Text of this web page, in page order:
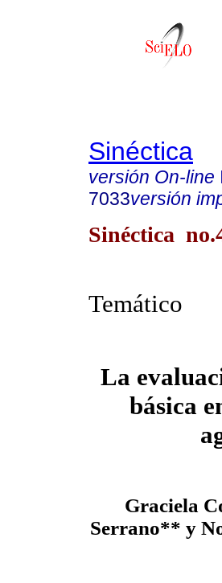
Sinéctica
versión On-line
7033versión
Sinéctica
Temático
La
básica
Graciela
Serrano** y